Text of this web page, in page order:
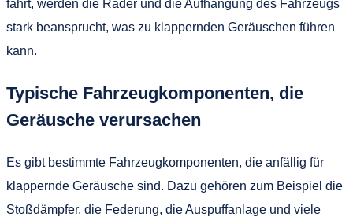
fährt, werden die Räder und die Aufhängung des Fahrzeugs
stark beansprucht, was zu klappernden Geräuschen führen
kann.
Typische Fahrzeugkomponenten, die
Geräusche verursachen
Es gibt bestimmte Fahrzeugkomponenten, die anfällig für
klappernde Geräusche sind. Dazu gehören zum Beispiel die
Stoßdämpfer, die Federung, die Auspuffanlage und viele